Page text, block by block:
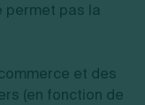
permet pas la
et des
(en fonction de